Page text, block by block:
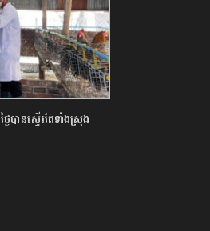
ានស្ទើរតែទាំងស្រុង